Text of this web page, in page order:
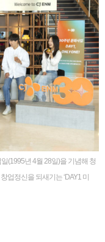
(1995년 4월 28일)을 기념해 청
업정신을 되새기는 ‘DAY1 미